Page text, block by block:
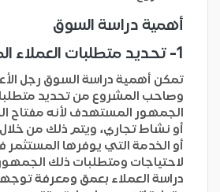
أهمية دراسة السوق
1- تحديد متطلبات العملاء المستهدفين
تمكن أهمية دراسة السوق رجل
وصاحب المشروع من تحديد
الجمهور المستهدف لأنه مفتاح
أو نشاط تجاري، ويتم ذلك من خلال
أو الخدمة التي يوفرها المستثمر
لاحتياجات ومتطلبات ذلك
دراسة العملاء بعمق ومعرفة